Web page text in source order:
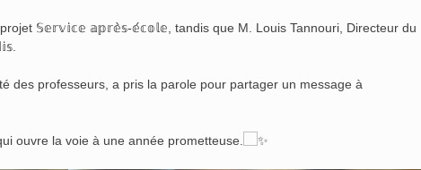
𝕊𝕖𝕣𝕧𝕚𝕔𝕖 𝕒𝕡𝕣𝕖̀𝕤-𝕖́𝕔𝕠𝕝𝕖, tandis que M. Louis Tannouri, Directeur du
des professeurs, a pris la parole pour partager un message à
ouvre la voie à une année prometteuse.